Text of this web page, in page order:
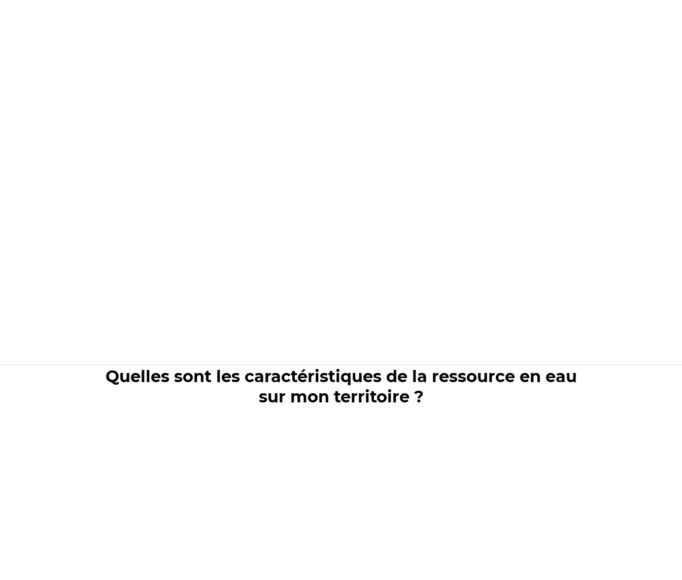
Quelles sont les caractéristiques de la ressource en eau
sur mon territoire ?